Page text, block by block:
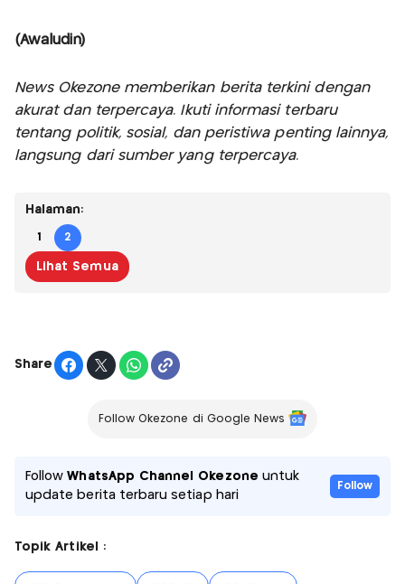
(Awaludin)
News Okezone memberikan berita terkini dengan
akurat dan terpercaya. Ikuti informasi terbaru
tentang politik, sosial, dan peristiwa penting lainnya,
langsung dari sumber yang terpercaya.
Halaman:
1 2
Lihat Semua
Share
Follow Okezone di Google News
FollowWhatsApp Channel Okezone untuk
update berita terbaru setiap hari
Follow
Topik Artikel :